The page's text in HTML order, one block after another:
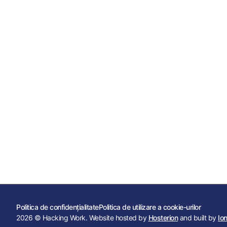
Politica de confidențialitatePolitica de utilizare a cookie-urilor
2026 © Hacking Work. Website hosted by Hosterionand built by